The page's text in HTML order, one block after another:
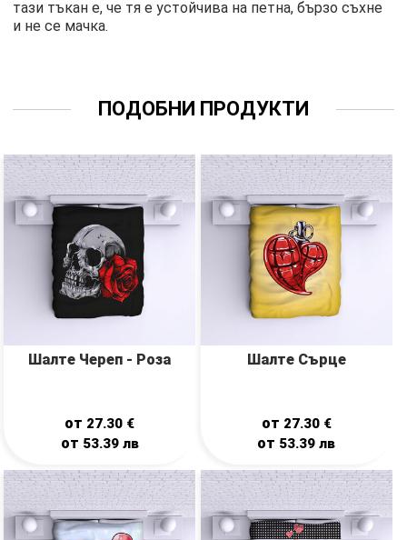
тази тъкан е, че тя е устойчива на петна, бързо съхне
и не се мачка.
ПОДОБНИ ПРОДУКТИ
Шалте Череп - Роза
от 27.30 €
от 53.39 лв
Шалте Сърце
от 27.30 €
от 53.39лв